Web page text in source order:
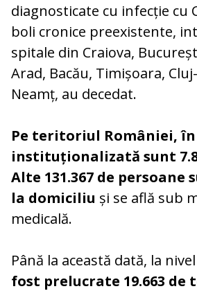
diagnosticate cu infecție cu
boli cronice preexistente,
spitale din Craiova,
Arad, Bacău, Timișoara,
Neamț, au decedat.
Pe teritoriul României,
instituționalizată sunt
Alte 131.367 de persoane
la domiciliu și se află sub
medicală.
Până la această dată, la
fost prelucrate 19.663 de